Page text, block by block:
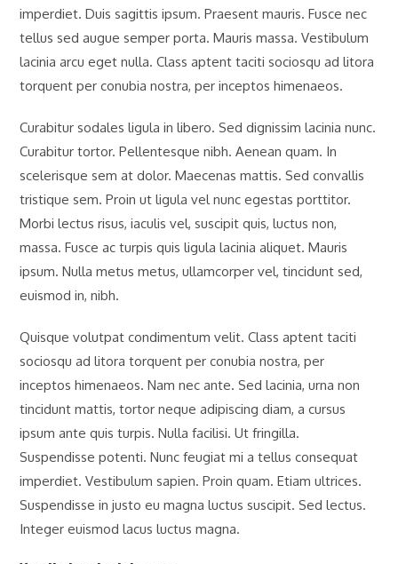
imperdiet. Duis sagittis ipsum. Praesent mauris. Fusce nec
tellus sed augue semper porta. Mauris massa. Vestibulum
lacinia arcu eget nulla. Class aptent taciti sociosqu ad litora
torquent per conubia nostra, per inceptos himenaeos.
Curabitur sodales ligula in libero. Sed dignissim lacinia nunc.
Curabitur tortor. Pellentesque nibh. Aenean quam. In
scelerisque sem at dolor. Maecenas mattis. Sed convallis
tristique sem. Proin ut ligula vel nunc egestas porttitor.
Morbi lectus risus, iaculis vel, suscipit quis, luctus non,
massa. Fusce ac turpis quis ligula lacinia aliquet. Mauris
ipsum. Nulla metus metus, ullamcorper vel, tincidunt sed,
euismod in, nibh.
Quisque volutpat condimentum velit. Class aptent taciti
sociosqu ad litora torquent per conubia nostra, per
inceptos himenaeos. Nam nec ante. Sed lacinia, urna non
tincidunt mattis, tortor neque adipiscing diam, a cursus
ipsum ante quis turpis. Nulla facilisi. Ut fringilla.
Suspendisse potenti. Nunc feugiat mi a tellus consequat
imperdiet. Vestibulum sapien. Proin quam. Etiam ultrices.
Suspendisse in justo eu magna luctus suscipit. Sed lectus.
Integer euismod lacus luctus magna.